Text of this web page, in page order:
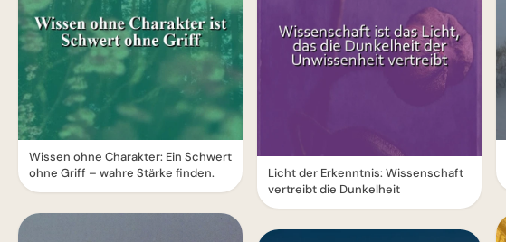
Wissen ohne Charakter: Ein Schwert
ohne Griff – wahre Stärke finden.
Licht der Erkenntnis: Wissenschaft
vertreibt die Dunkelheit